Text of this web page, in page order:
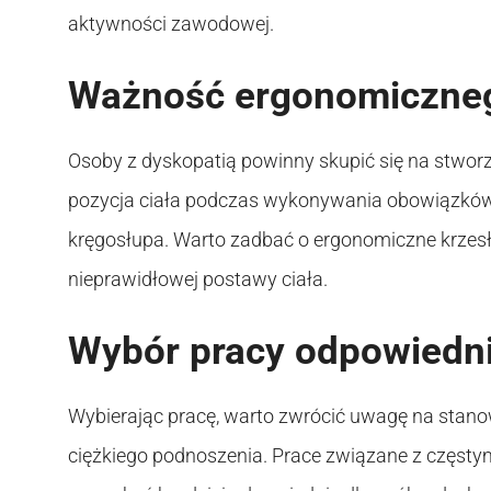
aktywności zawodowej.
Ważność
Osoby z dyskopatią powinny skupić się na
pozycja ciała podczas wykonywania
kręgosłupa. Warto zadbać o ergonomiczne
nieprawidłowej postawy ciała.
Wybór pracy
Wybierając pracę, warto zwrócić uwagę na
ciężkiego podnoszenia. Prace związane z